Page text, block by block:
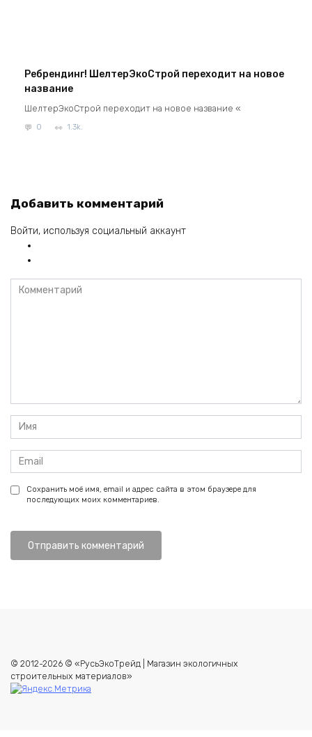
Ребрендинг! ШелтерЭкоСтрой переходит на новое
название
ШелтерЭкоСтрой переходит на новое название «
0 1.3k.
Добавить комментарий
Войти, используя социальный аккаунт
Комментарий
Имя
*
Email
*
Сохранить моё имя, email и адрес сайта в этом браузере для
последующих моих комментариев.
© 2012-2026 © «РусьЭкоТрейд | Магазин экологичных
строительных материалов»